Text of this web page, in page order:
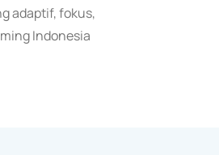
adaptif, fokus,
Indonesia